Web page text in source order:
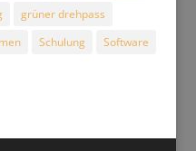
grüner drehpass
Schulung
Software